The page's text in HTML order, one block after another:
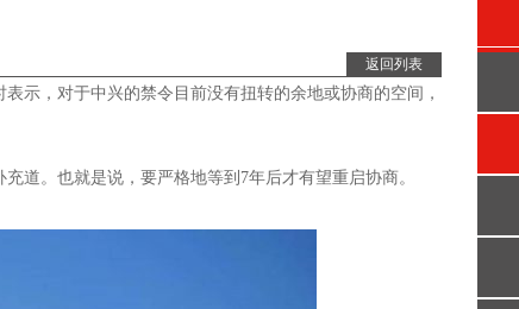
返回列表
，对于中兴的禁令目前没有扭转的余地或协商的空间，
。也就是说，要严格地等到7年后才有望重启协商。